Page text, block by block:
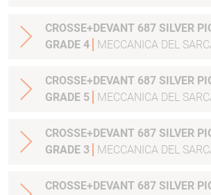
CROSSE+DEVANT 687 SILVER
GRADE 4
MECCANICA DEL
CROSSE+DEVANT 687 SILVER
GRADE 5
MECCANICA DEL
CROSSE+DEVANT 687 SILVER
GRADE 3
MECCANICA DEL
CROSSE+DEVANT 687 SILVER